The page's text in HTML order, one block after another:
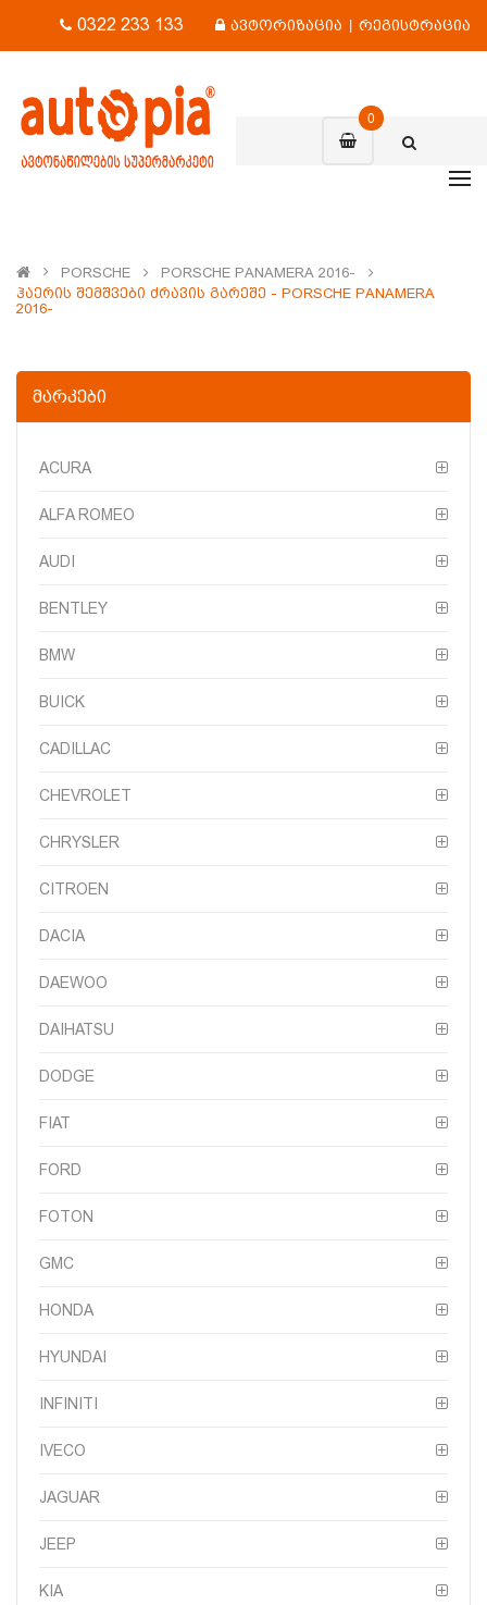
0322 233 133 ავტორიზაცია | რეგისტრაცია
0
PORSCHE
PORSCHE PANAMERA 2016-
Ჰაერის Შემშვები Ძრავის Გარეშე - PORSCHE PANAMERA
2016-
ᲛᲐᲠᲙᲔᲑᲘ
ACURA
ALFA ROMEO
AUDI
BENTLEY
BMW
BUICK
CADILLAC
CHEVROLET
CHRYSLER
CITROEN
DACIA
DAEWOO
DAIHATSU
DODGE
FIAT
FORD
FOTON
GMC
HONDA
HYUNDAI
INFINITI
IVECO
JAGUAR
JEEP
KIA